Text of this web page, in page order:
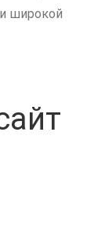
широкой